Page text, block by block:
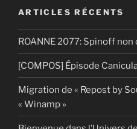
ARTICLES RÉCENTS
ROANNE 2077: Spinoff
[COMPOS] Épisode
Migration de « Repost by
« Winamp »